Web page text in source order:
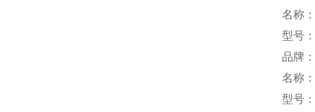
名称
型号
品牌
名称
型号